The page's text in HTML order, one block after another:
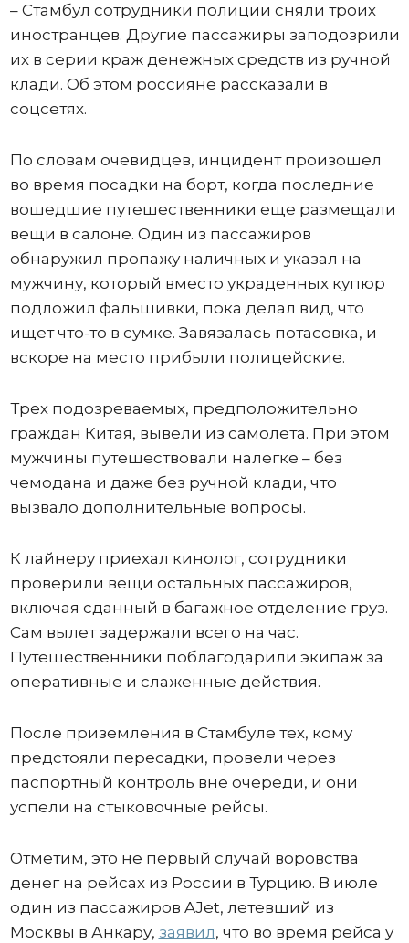
– Стамбул сотрудники полиции сняли троих
иностранцев. Другие пассажиры заподозрили
их в серии краж денежных средств из ручной
клади. Об этом россияне рассказали в
соцсетях.
По словам очевидцев, инцидент произошел
во время посадки на борт, когда последние
вошедшие путешественники еще размещали
вещи в салоне. Один из пассажиров
обнаружил пропажу наличных и указал на
мужчину, который вместо украденных купюр
подложил фальшивки, пока делал вид, что
ищет что-то в сумке. Завязалась потасовка, и
вскоре на место прибыли полицейские.
Трех подозреваемых, предположительно
граждан Китая, вывели из самолета. При этом
мужчины путешествовали налегке – без
чемодана и даже без ручной клади, что
вызвало дополнительные вопросы.
К лайнеру приехал кинолог, сотрудники
проверили вещи остальных пассажиров,
включая сданный в багажное отделение груз.
Сам вылет задержали всего на час.
Путешественники поблагодарили экипаж за
оперативные и слаженные действия.
После приземления в Стамбуле тех, кому
предстояли пересадки, провели через
паспортный контроль вне очереди, и они
успели на стыковочные рейсы.
Отметим, это не первый случай воровства
денег на рейсах из России в Турцию. В июле
один из пассажиров AJet, летевший из
Москвы в Анкару, заявил, что во время рейса у